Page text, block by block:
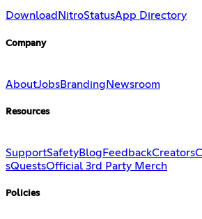
Download NitroStatusApp Directory
Company
AboutJobsBranding Newsroom
Resources
SupportSafetyBlog FeedbackCreators
sQuestsOfficial 3rd Party Merch
Policies